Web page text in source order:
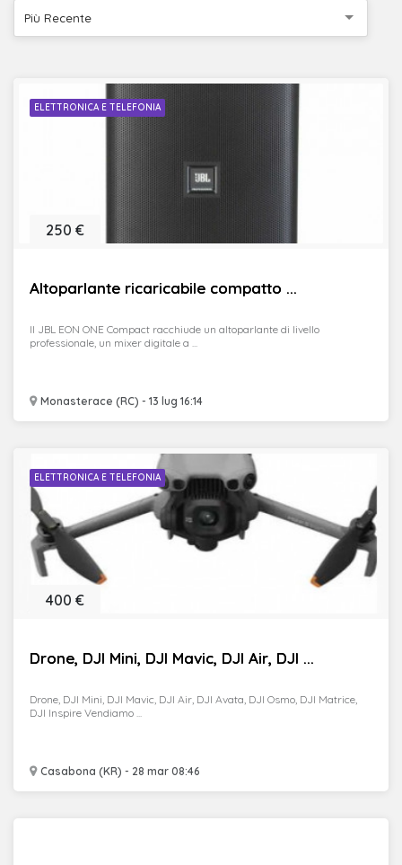
Più Recente
ELETTRONICA E TELEFONIA
Altoparlante ricaricabile compatto ...
Monasterace (RC) - 13 lug 16:14
250 €
Il JBL EON ONE Compact racchiude un altoparlante di livello
professionale, un mixer digitale a ...
ELETTRONICA E TELEFONIA
Drone, DJI Mini, DJI Mavic, DJI Air, DJI ...
Casabona (KR) - 28 mar 08:46
400 €
Drone, DJI Mini, DJI Mavic, DJI Air, DJI Avata, DJI Osmo, DJI Matrice,
DJI Inspire Vendiamo ...